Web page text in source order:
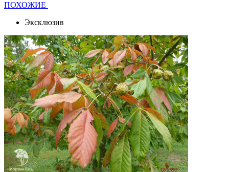
ПОХОЖИЕ
Эксклюзив